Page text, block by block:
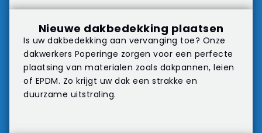
Nieuwe dakbedekking plaatsen
Is uw dakbedekking aan vervanging toe? Onze
dakwerkers Poperinge zorgen voor een perfecte
plaatsing van materialen zoals dakpannen, leien
of EPDM. Zo krijgt uw dak een strakke en
duurzame uitstraling.